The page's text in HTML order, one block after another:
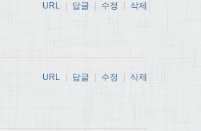
URL 답글 수정 삭제
URL 답글 수정 삭제